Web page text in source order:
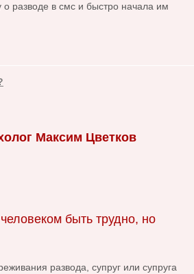
разводе в смс и быстро начала им
Максим Цветков
быть трудно, но
развода, супруг или супруга